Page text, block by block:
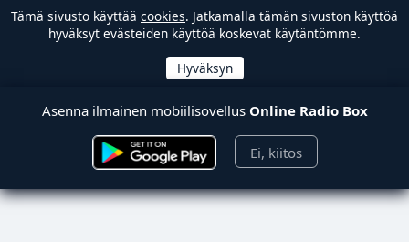
Tämä sivusto käyttää cookies. Jatkamalla tämän sivuston käyttöä
hyväksyt evästeiden käyttöä koskevat käytäntömme.
Asenna ilmainen mobiilisovellus Online Radio Box
Ei, kiitos